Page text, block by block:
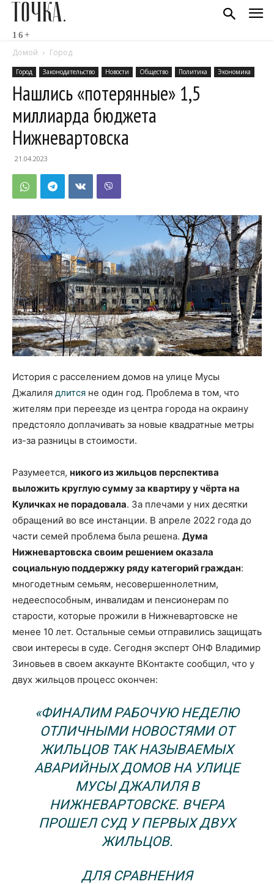
ТОЧКА.
16+
Домой Город
Город Законодательство Новости Общество Политика Экономика
Нашлись «потерянные» 1,5
миллиарда бюджета
Нижневартовска
21.04.2023
История с расселением домов на улице Мусы
Джалиля длится не один год. Проблема в том, что
жителям при переезде из центра города на окраину
предстояло доплачивать за новые квадратные метры
из-за разницы в стоимости.
Разумеется, никого из жильцов перспектива
выложить круглую сумму за квартиру у чёрта на
Куличках не порадовала. За плечами у них десятки
обращений во все инстанции. В апреле 2022 года до
части семей проблема была решена. Дума
Нижневартовска своим решением оказала
социальную поддержку ряду категорий граждан:
многодетным семьям, несовершеннолетним,
недееспособным, инвалидам и пенсионерам по
старости, которые прожили в Нижневартовске не
менее 10 лет. Остальные семьи отправились защищать
свои интересы в суде. Сегодня эксперт ОНФ Владимир
Зиновьев в своем аккаунте ВКонтакте сообщил, что у
двух жильцов процесс окончен:
«ФИНАЛИМ РАБОЧУЮ НЕДЕЛЮ
ОТЛИЧНЫМИ НОВОСТЯМИ ОТ
ЖИЛЬЦОВ ТАК НАЗЫВАЕМЫХ
АВАРИЙНЫХ ДОМОВ НА УЛИЦЕ
МУСЫ ДЖАЛИЛЯ В
НИЖНЕВАРТОВСКЕ. ВЧЕРА
ПРОШЕЛ СУД У ПЕРВЫХ ДВУХ
ЖИЛЬЦОВ.
ДЛЯ СРАВНЕНИЯ